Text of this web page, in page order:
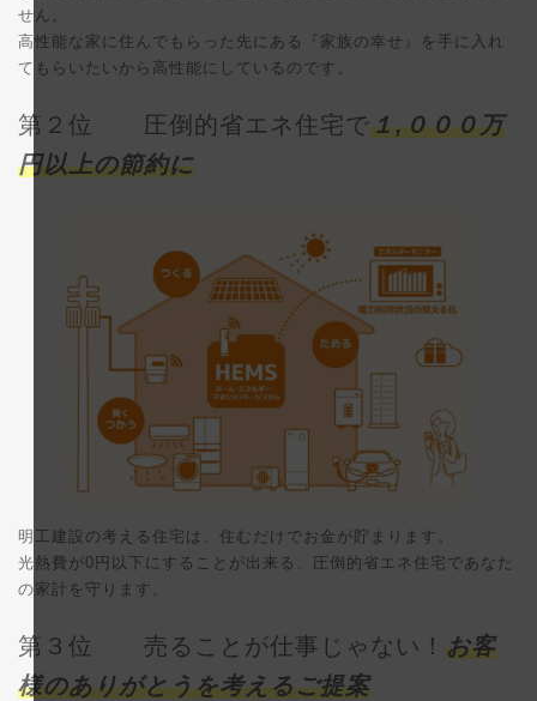
せん。
高性能な家に住んでもらった先にある『家族の幸せ』を手に入れ
てもらいたいから高性能にしているのです。
第２位 圧倒的省エネ住宅で１,０００万
円以上の節約に
明工建設の考える住宅は、住むだけでお金が貯まります。
光熱費が0円以下にすることが出来る、圧倒的省エネ住宅であなた
の家計を守ります。
第３位 売ることが仕事じゃない！ お客
様のありがとうを考えるご提案